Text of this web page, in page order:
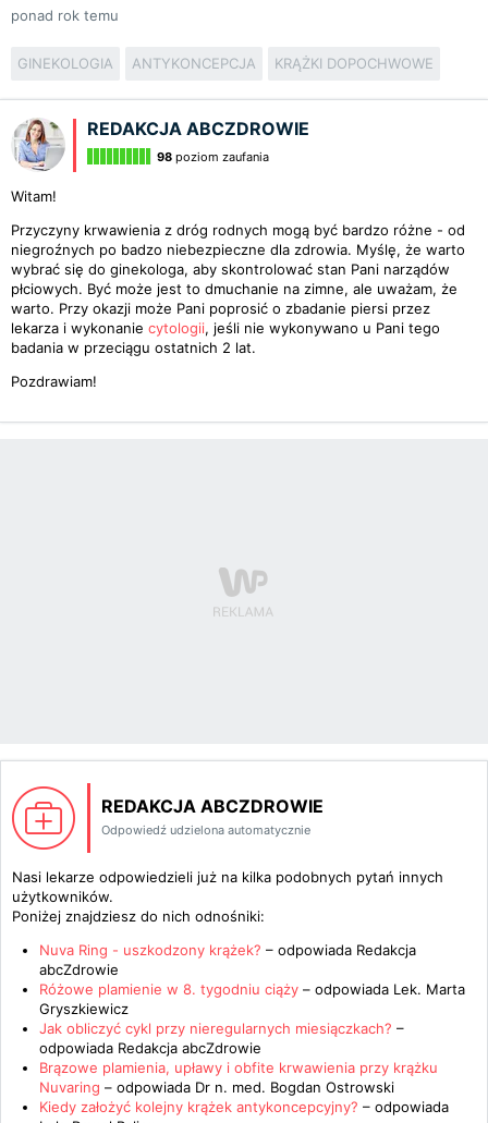
ponad rok temu
GINEKOLOGIA ANTYKONCEPCJA KRĄŻKI DOPOCHWOWE
REDAKCJA ABCZDROWIE
98 poziom zaufania
Witam!
Przyczyny krwawienia z dróg rodnych mogą być bardzo różne - od
niegroźnych po badzo niebezpieczne dla zdrowia. Myślę, że warto
wybrać się do ginekologa, aby skontrolować stan Pani narządów
płciowych. Być może jest to dmuchanie na zimne, ale uważam, że
warto. Przy okazji może Pani poprosić o zbadanie piersi przez
lekarza i wykonanie cytologii, jeśli nie wykonywano u Pani tego
badania w przeciągu ostatnich 2 lat.
Pozdrawiam!
REDAKCJA ABCZDROWIE
Odpowiedź udzielona automatycznie
Nasi lekarze odpowiedzieli już na kilka podobnych pytań innych
użytkowników.
Poniżej znajdziesz do nich odnośniki:
Nuva Ring - uszkodzony krążek? – odpowiada Redakcja
abcZdrowie
Różowe plamienie w 8. tygodniu ciąży – odpowiada Lek. Marta
Gryszkiewicz
Jak obliczyć cykl przy nieregularnych miesiączkach? –
odpowiada Redakcja abcZdrowie
Brązowe plamienia, upławy i obfite krwawienia przy krążku
Nuvaring – odpowiada Dr n. med. Bogdan Ostrowski
Kiedy założyć kolejny krążek antykoncepcyjny? – odpowiada